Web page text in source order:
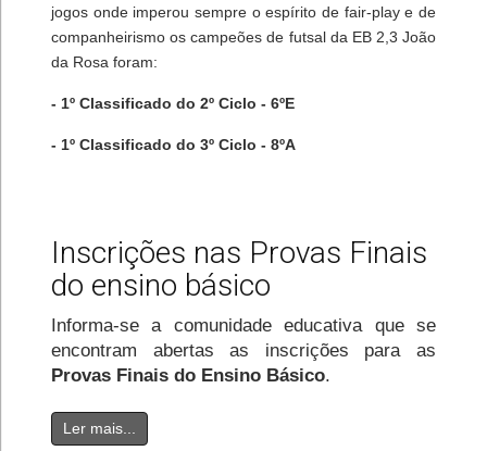
jogos onde imperou sempre o espírito de fair-play e de
companheirismo os campeões de futsal da EB 2,3 João
da Rosa foram:
- 1º Classificado do 2º Ciclo - 6ºE
- 1º Classificado do 3º Ciclo - 8ºA
Inscrições nas Provas Finais
do ensino básico
Informa-se a comunidade educativa que se
encontram abertas as inscrições para as
Provas Finais do Ensino Básico.
Ler mais...